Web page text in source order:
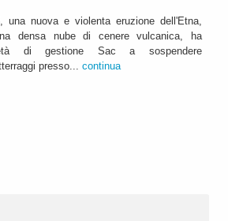
una nuova e violenta eruzione dell'Etna,
densa nube di cenere vulcanica, ha
di gestione Sac a sospendere
presso... continua